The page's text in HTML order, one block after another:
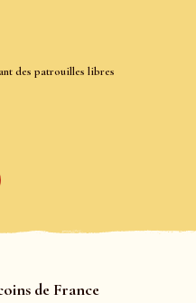
des patrouilles libres
de France